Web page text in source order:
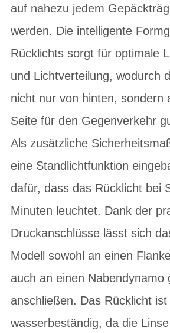
auf nahezu jedem
werden. Die intelligente
Rücklichts sorgt für optimale
und Lichtverteilung, wodurch
nicht nur von hinten, sondern
Seite für den Gegenverkehr
Als zusätzliche
eine Standlichtfunktion
dafür, dass das Rücklicht bei
Minuten leuchtet. Dank der
Druckanschlüsse lässt sich
Modell sowohl an einen
auch an einen Nabendynamo
anschließen. Das Rücklicht
wasserbeständig, da die